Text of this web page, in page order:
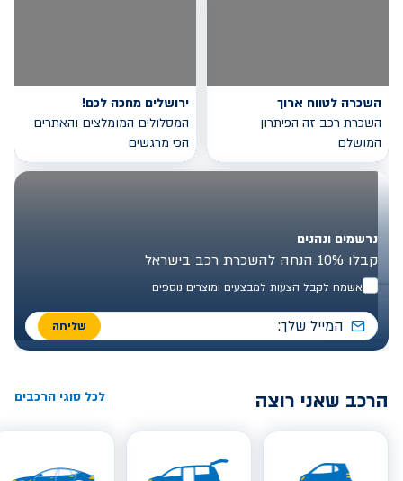
השכרה לטווח ארוך
השכרת רכב זה הפיתרון
המושלם
ירושלים מחכה לכם!
המסלולים המומלצים והאתרים
הכי מרגשים
נרשמים ונהנים
קבלו 10% הנחה להשכרת רכב בישראל
אשמח לקבל הצעות למבצעים ומוצרים נוספים
שליחה
הרכב שאני רוצה לכל סוגי הרכבים